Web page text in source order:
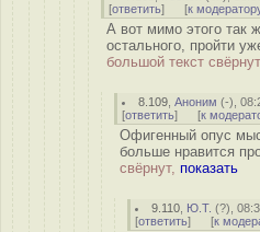
[ответить] [к
А вот мимо этого так
остального, пройти
большой текст
8.109 ,Аноним (-),
[ответить] [к
Офигенный опус
больше нравится
свёрнут, показать
9.110 Ю.Т. (?),
[ответить] [к